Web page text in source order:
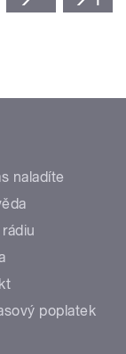
naladíte
poplatek